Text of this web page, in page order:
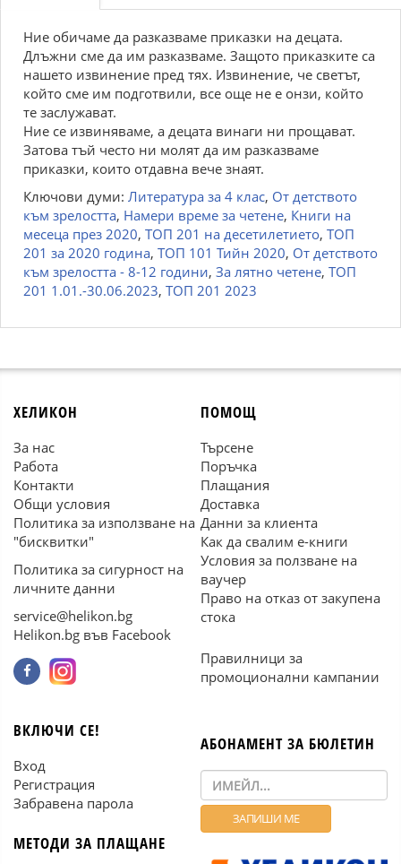
Ние обичаме да разказваме приказки на децата.
Длъжни сме да им разказваме. Защото приказките са
нашето извинение пред тях. Извинение, че светът,
който сме им подготвили, все още не е онзи, който
те заслужават.
Ние се извиняваме, а децата винаги ни прощават.
Затова тъй често ни молят да им разказваме
приказки, които отдавна вече знаят.
Ключови думи: Литература за 4 клас, От детството
към зрелостта, Намери време за четене, Книги на
месеца през 2020, ТОП 201 на десетилетието, ТОП
201 за 2020 година, ТОП 101 Тийн 2020, От детството
към зрелостта - 8-12 години, За лятно четене, ТОП
201 1.01.-30.06.2023, ТОП 201 2023
ХЕЛИКОН
За нас
Работа
Контакти
Общи условия
Политика за използване на
"бисквитки"
Политика за сигурност на
личните данни
service@helikon.bg
Helikon.bg във Facebook
ПОМОЩ
Търсене
Поръчка
Плащания
Доставка
Данни за клиента
Как да свалим е-книги
Условия за ползване на
ваучер
Право на отказ от закупена
стока
Правилници за
промоционални кампании
ВКЛЮЧИ СЕ!
Вход
Регистрация
Забравена парола
МЕТОДИ ЗА ПЛАЩАНЕ
АБОНАМЕНТ ЗА БЮЛЕТИН